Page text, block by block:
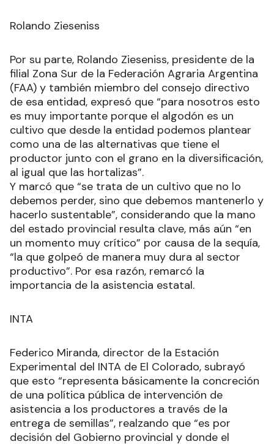
Rolando Zieseniss
Por su parte, Rolando Zieseniss, presidente de la
filial Zona Sur de la Federación Agraria Argentina
(FAA) y también miembro del consejo directivo
de esa entidad, expresó que “para nosotros esto
es muy importante porque el algodón es un
cultivo que desde la entidad podemos plantear
como una de las alternativas que tiene el
productor junto con el grano en la diversificación,
al igual que las hortalizas”.
Y marcó que “se trata de un cultivo que no lo
debemos perder, sino que debemos mantenerlo y
hacerlo sustentable”, considerando que la mano
del estado provincial resulta clave, más aún “en
un momento muy crítico” por causa de la sequía,
“la que golpeó de manera muy dura al sector
productivo”. Por esa razón, remarcó la
importancia de la asistencia estatal.
INTA
Federico Miranda, director de la Estación
Experimental del INTA de El Colorado, subrayó
que esto “representa básicamente la concreción
de una política pública de intervención de
asistencia a los productores a través de la
entrega de semillas”, realzando que “es por
decisión del Gobierno provincial y donde el